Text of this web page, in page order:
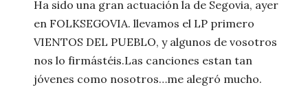
Ha sido una gran actuación la de Segovia, ayer
en FOLKSEGOVIA. llevamos el LP primero
VIENTOS DEL PUEBLO, y algunos de vosotros
nos lo firmástéis.Las canciones estan tan
jóvenes como nosotros…me alegró mucho.